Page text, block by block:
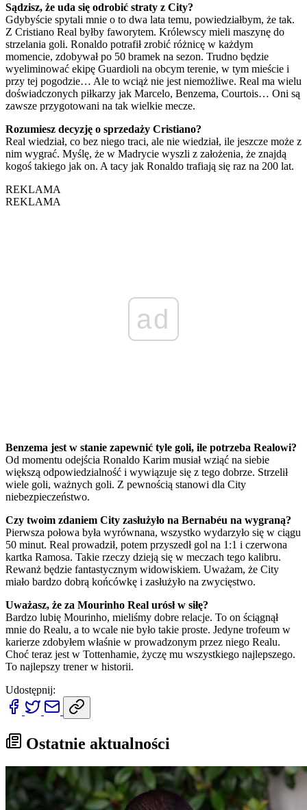
Sądzisz, że uda się odrobić straty z City?
Gdybyście spytali mnie o to dwa lata temu, powiedziałbym, że tak.
Z Cristiano Real byłby faworytem. Królewscy mieli maszynę do
strzelania goli. Ronaldo potrafił zrobić różnicę w każdym
momencie, zdobywał po 50 bramek na sezon. Trudno będzie
wyeliminować ekipę Guardioli na obcym terenie, w tym mieście i
przy tej pogodzie… Ale to wciąż nie jest niemożliwe. Real ma wielu
doświadczonych piłkarzy jak Marcelo, Benzema, Courtois… Oni są
zawsze przygotowani na tak wielkie mecze.
Rozumiesz decyzję o sprzedaży Cristiano?
Real wiedział, co bez niego traci, ale nie wiedział, ile jeszcze może z
nim wygrać. Myślę, że w Madrycie wyszli z założenia, że znajdą
kogoś takiego jak on. A tacy jak Ronaldo trafiają się raz na 200 lat.
REKLAMA
REKLAMA
ad
Benzema jest w stanie zapewnić tyle goli, ile potrzeba Realowi?
Od momentu odejścia Ronaldo Karim musiał wziąć na siebie
większą odpowiedzialność i wywiązuje się z tego dobrze. Strzelił
wiele goli, ważnych goli. Z pewnością stanowi dla City
niebezpieczeństwo.
Czy twoim zdaniem City zasłużyło na Bernabéu na wygraną?
Pierwsza połowa była wyrównana, wszystko wydarzyło się w ciągu
50 minut. Real prowadził, potem przyszedł gol na 1:1 i czerwona
kartka Ramosa. Takie rzeczy dzieją się w meczach tego kalibru.
Rewanż będzie fantastycznym widowiskiem. Uważam, że City
miało bardzo dobrą końcówkę i zasłużyło na zwycięstwo.
Uważasz, że za Mourinho Real urósł w siłę?
Bardzo lubię Mourinho, mieliśmy dobre relacje. To on ściągnął
mnie do Realu, a to wcale nie było takie proste. Jedyne trofeum w
karierze zdobyłem właśnie w prowadzonym przez niego Realu.
Choć teraz jest w Tottenhamie, życzę mu wszystkiego najlepszego.
To najlepszy trener w historii.
Udostępnij:
Ostatnie aktualności